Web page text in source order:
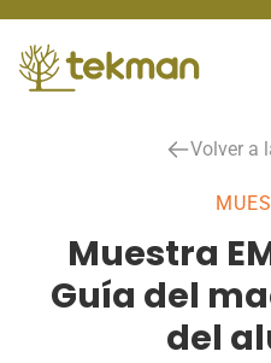
content
Volver a
Muestra
Guía del
del